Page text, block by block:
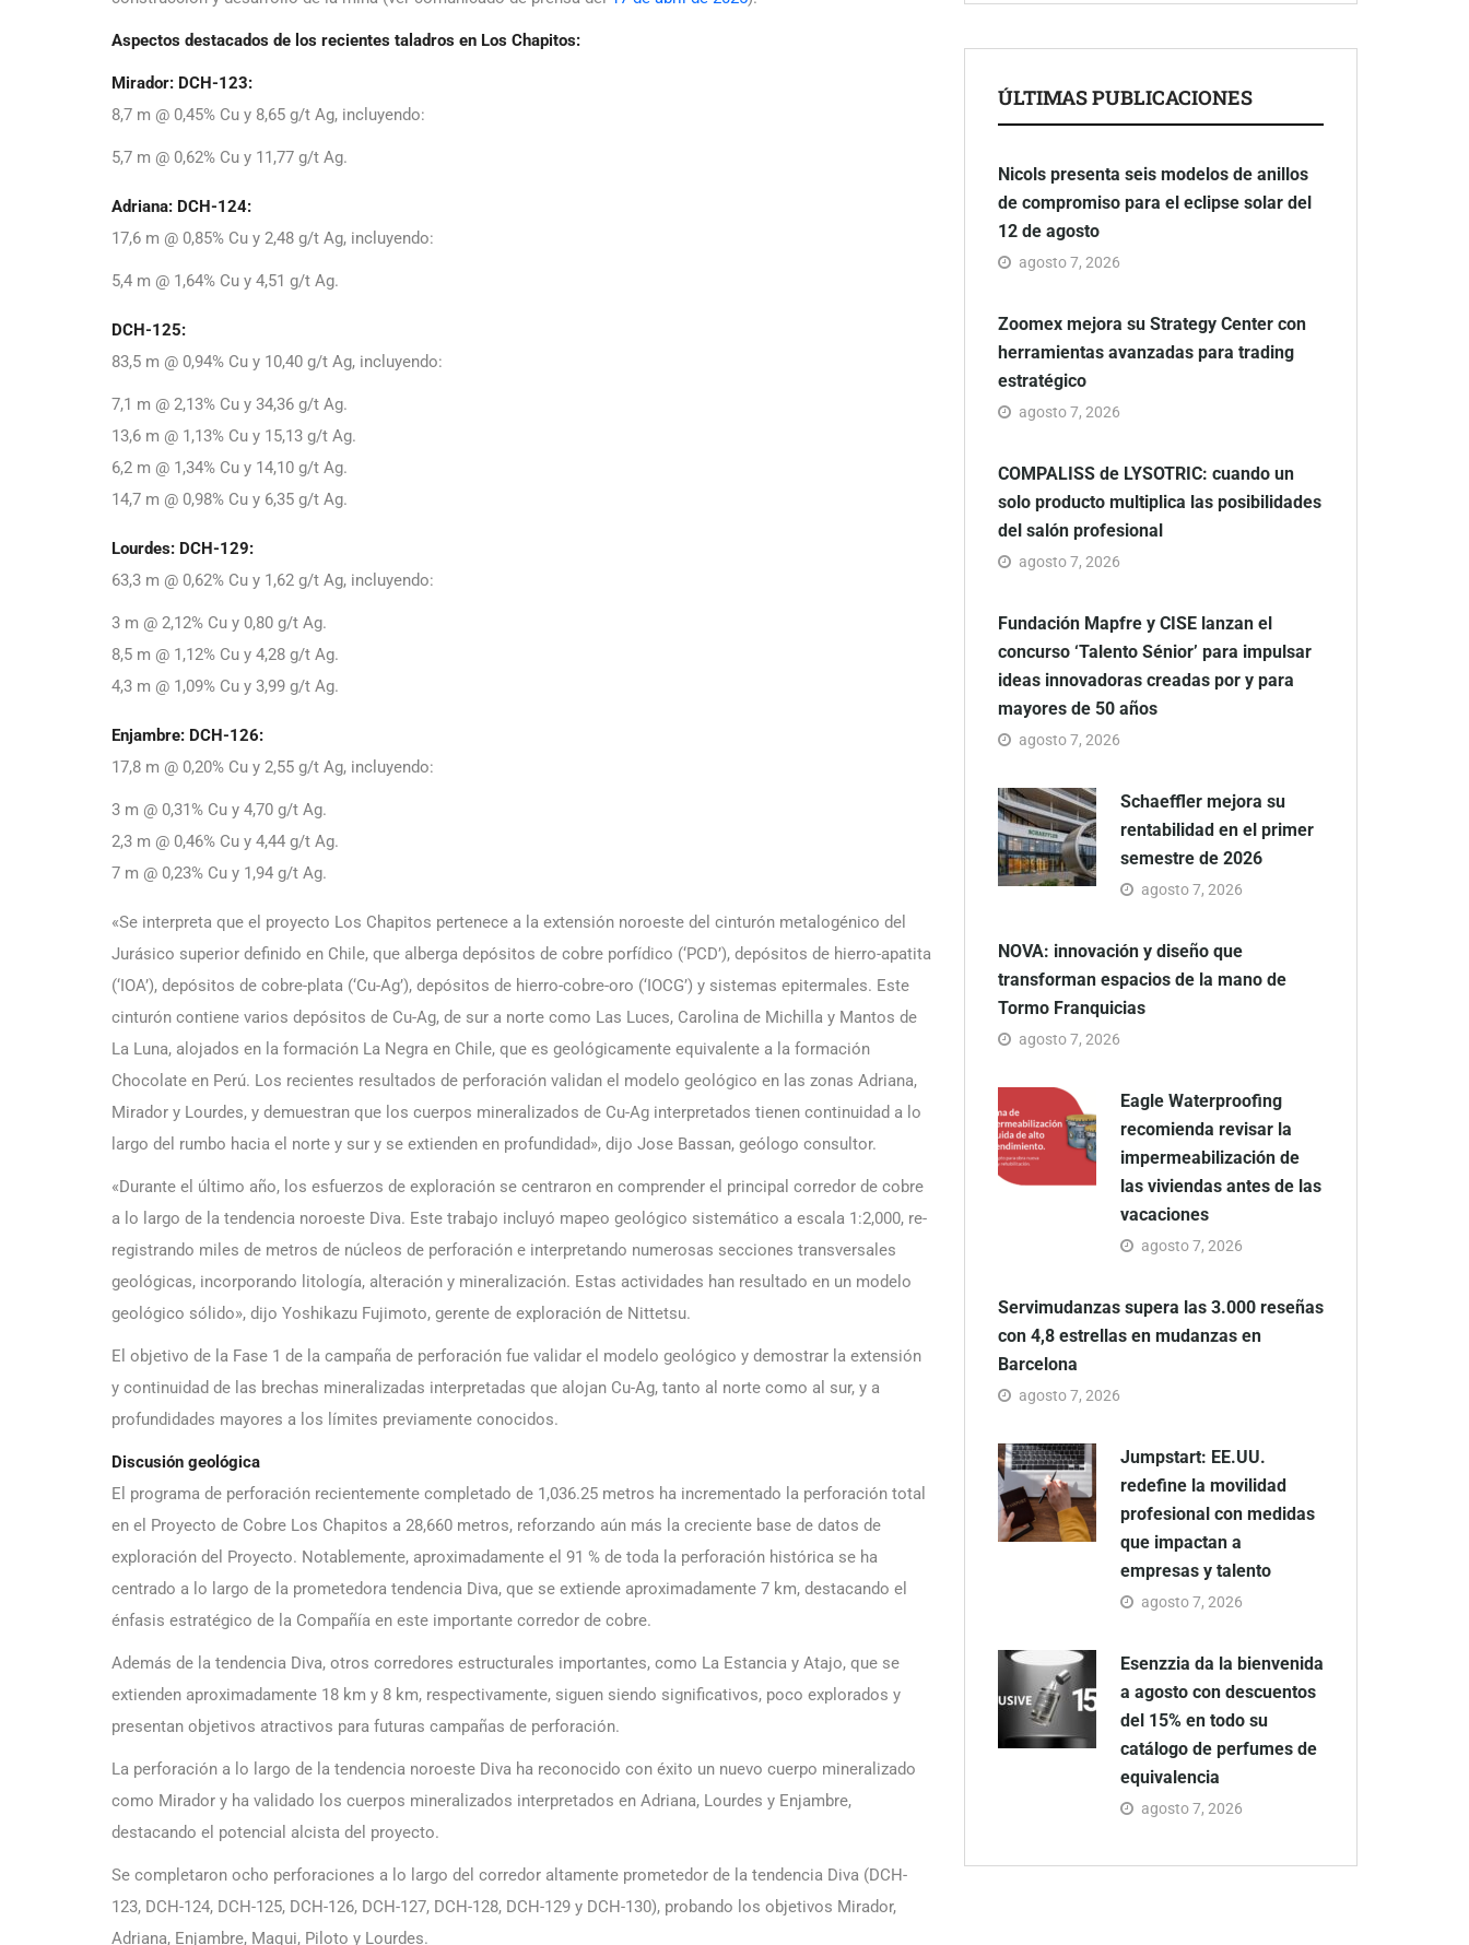
Aspectos destacados de los recientes taladros en Los Chapitos:
Mirador: DCH-123:
8,7 m @ 0,45% Cu y 8,65 g/t Ag, incluyendo:
5,7 m @ 0,62% Cu y 11,77 g/t Ag.
Adriana: DCH-124:
17,6 m @ 0,85% Cu y 2,48 g/t Ag, incluyendo:
5,4 m @ 1,64% Cu y 4,51 g/t Ag.
DCH-125:
83,5 m @ 0,94% Cu y 10,40 g/t Ag, incluyendo:
7,1 m @ 2,13% Cu y 34,36 g/t Ag.
13,6 m @ 1,13% Cu y 15,13 g/t Ag.
6,2 m @ 1,34% Cu y 14,10 g/t Ag.
14,7 m @ 0,98% Cu y 6,35 g/t Ag.
Lourdes: DCH-129:
63,3 m @ 0,62% Cu y 1,62 g/t Ag, incluyendo:
3 m @ 2,12% Cu y 0,80 g/t Ag.
8,5 m @ 1,12% Cu y 4,28 g/t Ag.
4,3 m @ 1,09% Cu y 3,99 g/t Ag.
Enjambre: DCH-126:
17,8 m @ 0,20% Cu y 2,55 g/t Ag, incluyendo:
3 m @ 0,31% Cu y 4,70 g/t Ag.
2,3 m @ 0,46% Cu y 4,44 g/t Ag.
7 m @ 0,23% Cu y 1,94 g/t Ag.
«Se interpreta que el proyecto Los Chapitos pertenece a la extensión noroeste del cinturón metalogénico del
Jurásico superior definido en Chile, que alberga depósitos de cobre porfídico (‘PCD’), depósitos de hierro-apatita
(‘IOA’), depósitos de cobre-plata (‘Cu-Ag’), depósitos de hierro-cobre-oro (‘IOCG’) y sistemas epitermales. Este
cinturón contiene varios depósitos de Cu-Ag, de sur a norte como Las Luces, Carolina de Michilla y Mantos de
La Luna, alojados en la formación La Negra en Chile, que es geológicamente equivalente a la formación
Chocolate en Perú. Los recientes resultados de perforación validan el modelo geológico en las zonas Adriana,
Mirador y Lourdes, y demuestran que los cuerpos mineralizados de Cu-Ag interpretados tienen continuidad a lo
largo del rumbo hacia el norte y sur y se extienden en profundidad», dijo Jose Bassan, geólogo consultor.
«Durante el último año, los esfuerzos de exploración se centraron en comprender el principal corredor de cobre
a lo largo de la tendencia noroeste Diva. Este trabajo incluyó mapeo geológico sistemático a escala 1:2,000, re-
registrando miles de metros de núcleos de perforación e interpretando numerosas secciones transversales
geológicas, incorporando litología, alteración y mineralización. Estas actividades han resultado en un modelo
geológico sólido», dijo Yoshikazu Fujimoto, gerente de exploración de Nittetsu.
El objetivo de la Fase 1 de la campaña de perforación fue validar el modelo geológico y demostrar la extensión
y continuidad de las brechas mineralizadas interpretadas que alojan Cu-Ag, tanto al norte como al sur, y a
profundidades mayores a los límites previamente conocidos.
Discusión geológica
El programa de perforación recientemente completado de 1,036.25 metros ha incrementado la perforación total
en el Proyecto de Cobre Los Chapitos a 28,660 metros, reforzando aún más la creciente base de datos de
exploración del Proyecto. Notablemente, aproximadamente el 91 % de toda la perforación histórica se ha
centrado a lo largo de la prometedora tendencia Diva, que se extiende aproximadamente 7 km, destacando el
énfasis estratégico de la Compañía en este importante corredor de cobre.
Además de la tendencia Diva, otros corredores estructurales importantes, como La Estancia y Atajo, que se
extienden aproximadamente 18 km y 8 km, respectivamente, siguen siendo significativos, poco explorados y
presentan objetivos atractivos para futuras campañas de perforación.
La perforación a lo largo de la tendencia noroeste Diva ha reconocido con éxito un nuevo cuerpo mineralizado
como Mirador y ha validado los cuerpos mineralizados interpretados en Adriana, Lourdes y Enjambre,
destacando el potencial alcista del proyecto.
Se completaron ocho perforaciones a lo largo del corredor altamente prometedor de la tendencia Diva (DCH-
123, DCH-124, DCH-125, DCH-126, DCH-127, DCH-128, DCH-129 y DCH-130), probando los objetivos Mirador,
Adriana, Enjambre, Maqui, Piloto y Lourdes.
ÚLTIMAS PUBLICACIONES
Nicols presenta seis modelos de anillos
de compromiso para el eclipse solar del
12 de agosto
agosto 7, 2026
Zoomex mejora su Strategy Center con
herramientas avanzadas para trading
estratégico
agosto 7, 2026
COMPALISS de LYSOTRIC: cuando un
solo producto multiplica las posibilidades
del salón profesional
agosto 7, 2026
Fundación Mapfre y CISE lanzan el
concurso ‘Talento Sénior’ para impulsar
ideas innovadoras creadas por y para
mayores de 50 años
agosto 7, 2026
Schaeffler mejora su
rentabilidad en el primer
semestre de 2026
agosto 7, 2026
NOVA: innovación y diseño que
transforman espacios de la mano de
Tormo Franquicias
agosto 7, 2026
Eagle Waterproofing
recomienda revisar la
impermeabilización de
las viviendas antes de las
vacaciones
agosto 7, 2026
Servimudanzas supera las 3.000 reseñas
con 4,8 estrellas en mudanzas en
Barcelona
agosto 7, 2026
Jumpstart: EE.UU.
redefine la movilidad
profesional con medidas
que impactan a
empresas y talento
agosto 7, 2026
Esenzzia da la bienvenida
a agosto con descuentos
del 15% en todo su
catálogo de perfumes de
equivalencia
agosto 7, 2026